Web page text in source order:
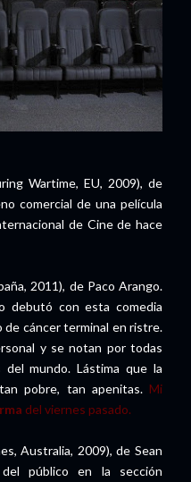
Wartime, EU, 2009), de
comercial de una película
de Cine de hace
2011), de Paco Arango.
debutó con esta comedia
de cáncer terminal en ristre.
y se notan por todas
mundo. Lástima que la
pobre, tan apenitas. Mi
del viernes pasado.
Australia, 2009), de Sean
público en la sección